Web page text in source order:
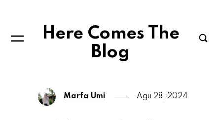
Here Comes The
Blog
Marfa Umi Agu 28, 2024